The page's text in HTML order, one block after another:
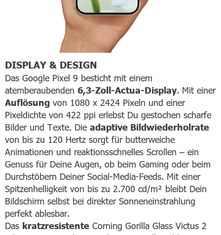
DISPLAY & DESIGN
Das Google Pixel 9 besticht mit einem
atemberaubenden 6,3-Zoll-Actua-Display. Mit einer
Auflösung von 1080 x 2424 Pixeln und einer
Pixeldichte von 422 ppi erlebst Du gestochen scharfe
Bilder und Texte. Die adaptive Bildwiederholrate
von bis zu 120 Hertz sorgt für butterweiche
Animationen und reaktionsschnelles Scrollen – ein
Genuss für Deine Augen, ob beim Gaming oder beim
Durchstöbern Deiner Social-Media-Feeds. Mit einer
Spitzenhelligkeit von bis zu 2.700 cd/m² bleibt Dein
Bildschirm selbst bei direkter Sonneneinstrahlung
perfekt ablesbar.
Das kratzresistente Corning Gorilla Glass Victus 2